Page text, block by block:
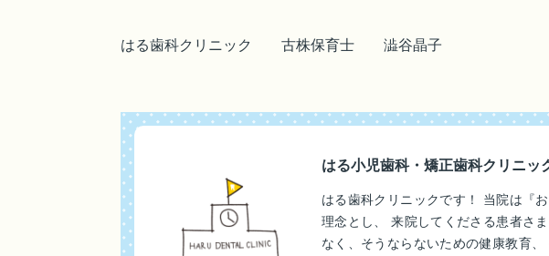
はる歯科クリニック 古株保育士 澁谷晶子
はる小児歯科・矯正歯科クリニ
はる歯科クリニックです！ 当院は『
理念とし、 来院してくださる患者さ
なく、そうならないための健康教育